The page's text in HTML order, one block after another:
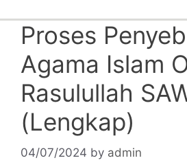
Proses
Agama Islam
Rasulullah
(Lengkap)
04/07/2024 by admin